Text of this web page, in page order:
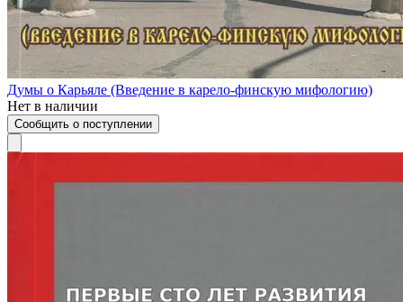
Думы о Карьяле (Введение в карело-финскую мифологию)
Нет в наличии
Сообщить о поступлении